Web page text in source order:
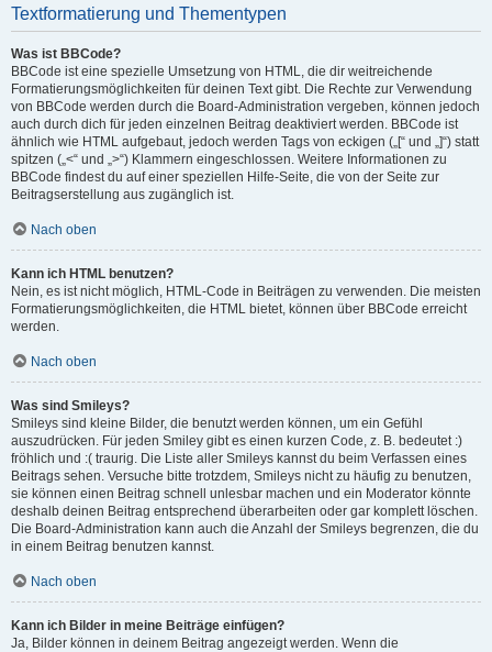
Textformatierung und Thementypen
Was ist BBCode?
BBCode ist eine spezielle Umsetzung von HTML, die dir weitreichende
Formatierungsmöglichkeiten für deinen Text gibt. Die Rechte zur Verwendung
von BBCode werden durch die Board-Administration vergeben, können jedoch
auch durch dich für jeden einzelnen Beitrag deaktiviert werden. BBCode ist
ähnlich wie HTML aufgebaut, jedoch werden Tags von eckigen („[“ und „]“) statt
spitzen („<“ und „>“) Klammern eingeschlossen. Weitere Informationen zu
BBCode findest du auf einer speziellen Hilfe-Seite, die von der Seite zur
Beitragserstellung aus zugänglich ist.
Nach oben
Kann ich HTML benutzen?
Nein, es ist nicht möglich, HTML-Code in Beiträgen zu verwenden. Die meisten
Formatierungsmöglichkeiten, die HTML bietet, können über BBCode erreicht
werden.
Nach oben
Was sind Smileys?
Smileys sind kleine Bilder, die benutzt werden können, um ein Gefühl
auszudrücken. Für jeden Smiley gibt es einen kurzen Code, z. B. bedeutet :)
fröhlich und :( traurig. Die Liste aller Smileys kannst du beim Verfassen eines
Beitrags sehen. Versuche bitte trotzdem, Smileys nicht zu häufig zu benutzen,
sie können einen Beitrag schnell unlesbar machen und ein Moderator könnte
deshalb deinen Beitrag entsprechend überarbeiten oder gar komplett löschen.
Die Board-Administration kann auch die Anzahl der Smileys begrenzen, die du
in einem Beitrag benutzen kannst.
Nach oben
Kann ich Bilder in meine Beiträge einfügen?
Ja, Bilder können in deinem Beitrag angezeigt werden. Wenn die